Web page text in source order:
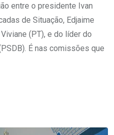
entre o presidente Ivan
de Situação, Edjaime
(PT), e do líder do
É nas comissões que